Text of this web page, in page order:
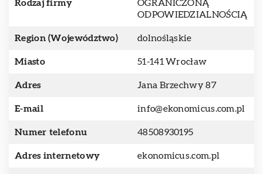
Rodzaj firmy
OGRANICZONĄ
ODPOWIEDZIALNOŚCIĄ
Region (Województwo) dolnośląskie
Miasto 51-141 Wrocław
Adres Jana Brzechwy 87
E-mail info@ekonomicus.com.pl
Numer telefonu 48508930195
Adres internetowy ekonomicus.com.pl